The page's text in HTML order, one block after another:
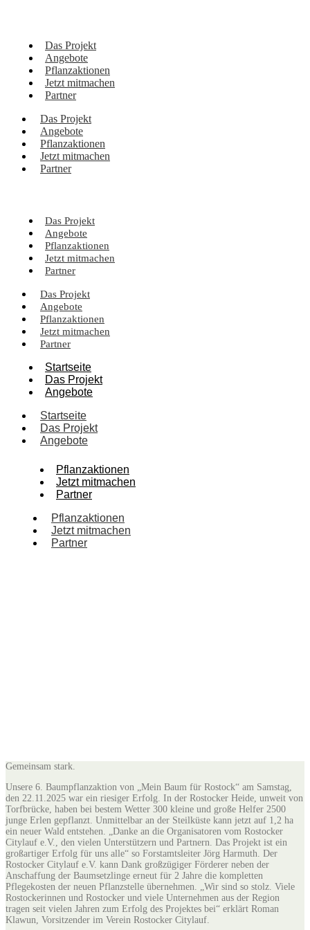
Das Projekt
Angebote
Pflanzaktionen
Jetzt mitmachen
Partner
Das Projekt
Angebote
Pflanzaktionen
Jetzt mitmachen
Partner
Das Projekt
Angebote
Pflanzaktionen
Jetzt mitmachen
Partner
Das Projekt
Angebote
Pflanzaktionen
Jetzt mitmachen
Partner
Startseite
Das Projekt
Angebote
Startseite
Das Projekt
Angebote
Pflanzaktionen
Jetzt mitmachen
Partner
Pflanzaktionen
Jetzt mitmachen
Partner
Gemeinsam stark.
Unsere 6. Baumpflanzaktion von „Mein Baum für Rostock“ am Samstag,
den 22.11.2025 war ein riesiger Erfolg. In der Rostocker Heide, unweit von
Torfbrücke, haben bei bestem Wetter 300 kleine und große Helfer 2500
junge Erlen gepflanzt. Unmittelbar an der Steilküste kann jetzt auf 1,2 ha
ein neuer Wald entstehen. „Danke an die Organisatoren vom Rostocker
Citylauf e.V., den vielen Unterstützern und Partnern. Das Projekt ist ein
großartiger Erfolg für uns alle“ so Forstamtsleiter Jörg Harmuth. Der
Rostocker Citylauf e.V. kann Dank großzügiger Förderer neben der
Anschaffung der Baumsetzlinge erneut für 2 Jahre die kompletten
Pflegekosten der neuen Pflanzstelle übernehmen. „Wir sind so stolz. Viele
Rostockerinnen und Rostocker und viele Unternehmen aus der Region
tragen seit vielen Jahren zum Erfolg des Projektes bei“ erklärt Roman
Klawun, Vorsitzender im Verein Rostocker Citylauf.